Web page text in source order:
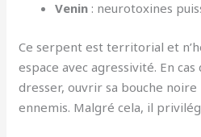
Venin : neurotoxines
Ce serpent est territorial et
espace avec agressivité. En
dresser, ouvrir sa bouche
ennemis. Malgré cela, il